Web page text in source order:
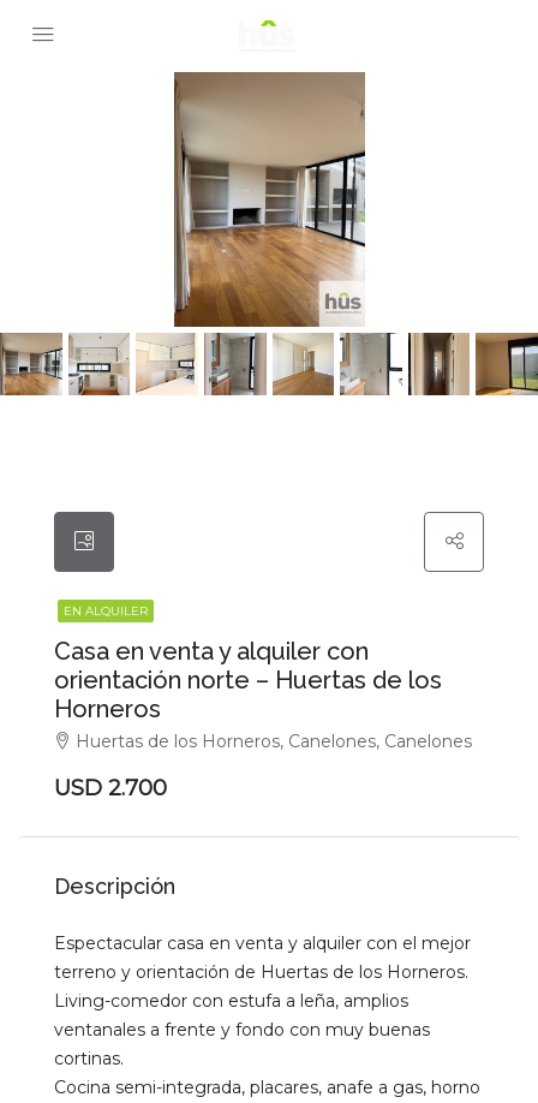
EN ALQUILER
Casa en venta y alquiler con
orientación norte – Huertas de los
Horneros
Huertas de los Horneros, Canelones, Canelones
USD 2.700
Descripción
Espectacular casa en venta y alquiler con el mejor
terreno y orientación de Huertas de los Horneros.
Living-comedor con estufa a leña, amplios
ventanales a frente y fondo con muy buenas
cortinas.
Cocina semi-integrada, placares, anafe a gas, horno